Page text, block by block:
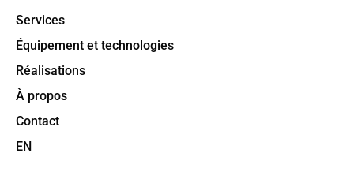
Services
Équipement et technologies
Réalisations
À propos
Contact
EN